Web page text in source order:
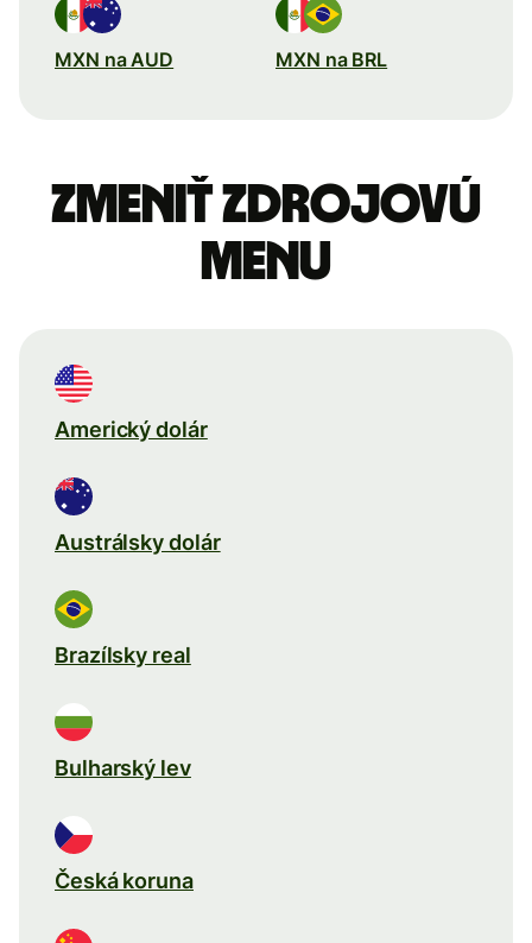
MXN na AUD MXN na BRL
Zmeniť zdrojovú
menu
Americký dolár
Austrálsky dolár
Brazílsky real
Bulharský lev
Česká koruna